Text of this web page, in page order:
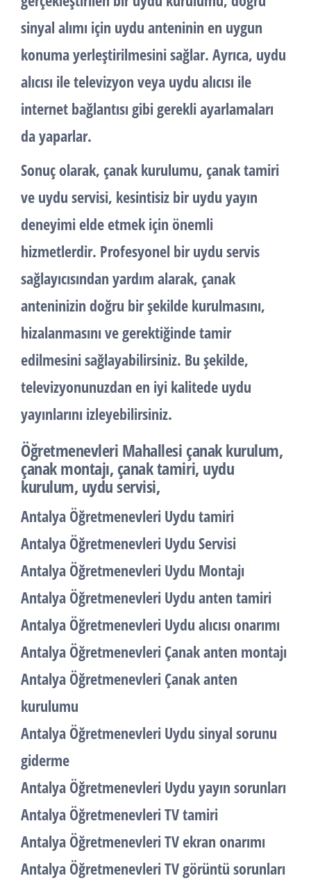
sinyal alımı için uydu anteninin en uygun
konuma yerleştirilmesini sağlar. Ayrıca, uydu
alıcısı ile televizyon veya uydu alıcısı ile
internet bağlantısı gibi gerekli ayarlamaları
da yaparlar.
Sonuç olarak, çanak kurulumu, çanak tamiri
ve uydu servisi, kesintisiz bir uydu yayın
deneyimi elde etmek için önemli
hizmetlerdir. Profesyonel bir uydu servis
sağlayıcısından yardım alarak, çanak
anteninizin doğru bir şekilde kurulmasını,
hizalanmasını ve gerektiğinde tamir
edilmesini sağlayabilirsiniz. Bu şekilde,
televizyonunuzdan en iyi kalitede uydu
yayınlarını izleyebilirsiniz.
Öğretmenevleri Mahallesi çanak kurulum,
çanak montajı, çanak tamiri, uydu
kurulum, uydu servisi,
Antalya Öğretmenevleri Uydu tamiri
Antalya Öğretmenevleri Uydu Servisi
Antalya Öğretmenevleri Uydu Montajı
Antalya Öğretmenevleri Uydu anten tamiri
Antalya Öğretmenevleri Uydu alıcısı onarımı
Antalya Öğretmenevleri Çanak anten montajı
Antalya Öğretmenevleri Çanak anten
kurulumu
Antalya Öğretmenevleri Uydu sinyal sorunu
giderme
Antalya Öğretmenevleri Uydu yayın sorunları
Antalya Öğretmenevleri TV tamiri
Antalya Öğretmenevleri TV ekran onarımı
Antalya Öğretmenevleri TV görüntü sorunları